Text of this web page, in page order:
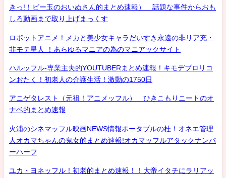
きっ!！ビー玉のおいぬさん的まとめ速報） 話題な事件からおも
しろ動画まで取り上げまっくす
ロボットアニメ！メカと美少女キャラだいすき永遠の非リア充・
非モテ星人 ！あらゆるマニアの為のマニアックサイト
ハルッフル-専業主夫的YOUTUBERまとめ速報！キモデブロリコ
ンおたく！初老人の介護生活！激動の1750日
アニゲタレスト（元祖！アニメッフル） ひきこもりニートのオ
ナベ的まとめ速報
火浦のシネマッフル映画NEWS情報ポータブルの杜！オネエ管理
人オカマちゃんの鬼女的まとめ速報!オカマッフルアタックナンバ
ーハーフ
ユカ・ヨネッフル！初老的まとめ速報！！大帝イタチにラリアッ